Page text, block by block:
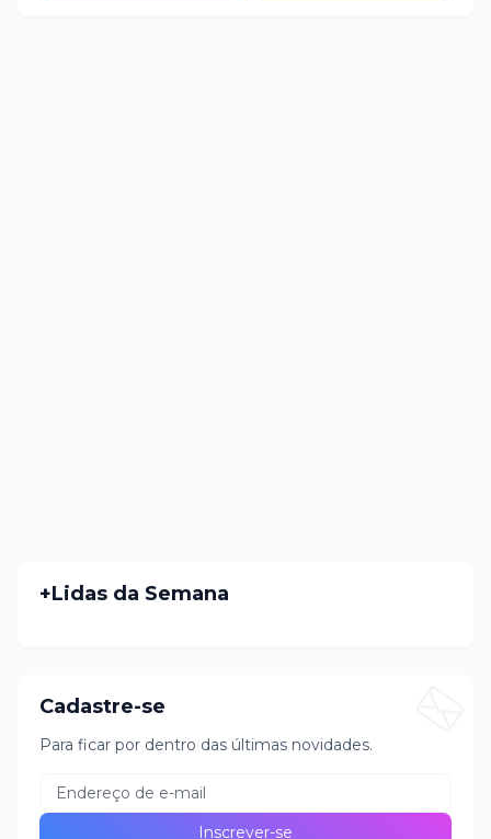
+Lidas da Semana
Cadastre-se
Para ficar por dentro das últimas novidades.